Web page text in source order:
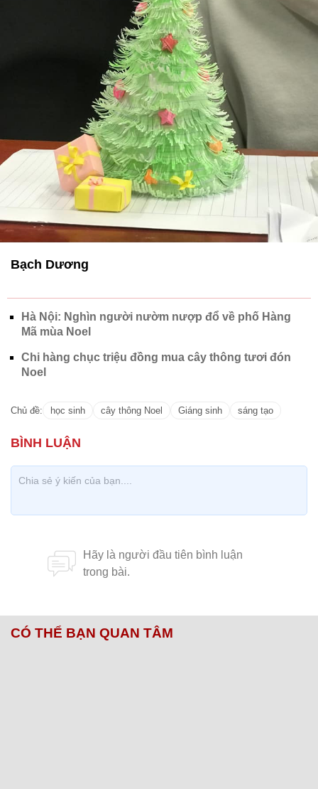
Bạch Dương
Hà Nội: Nghìn người nườm nượp đổ về phố Hàng
Mã mùa Noel
Chi hàng chục triệu đồng mua cây thông tươi đón
Noel
Chủ đề: học sinh cây thông Noel Giáng sinh sáng tạo
CÓ THỂ BẠN QUAN TÂM